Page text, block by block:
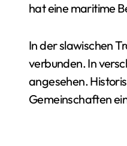
hat eine maritime
In der slawischen
verbunden. In
angesehen.
Gemeinschaften